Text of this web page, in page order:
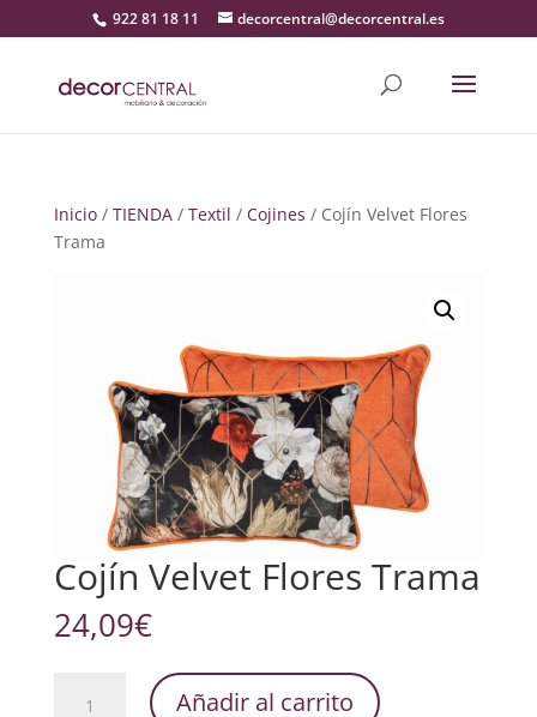
922 81 18 11 decorcentral@decorcentral.es
Inicio/ TIENDA/ Textil / Cojines / Cojín Velvet Flores
Trama
Cojín Velvet Flores Trama
24,09€
Añadir al carrito